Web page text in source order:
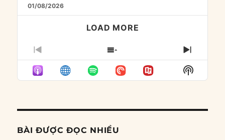
01/08/2026
LOAD MORE
PREVIOUS
EPISODE
SHOW
EPISODES
LIST
NEXT
Show
Podcast
BÀI ĐƯỢC ĐỌC NHIỀU